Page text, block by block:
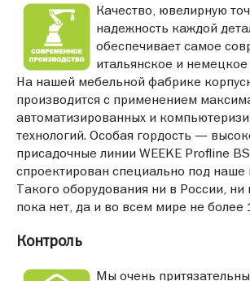
Качество, ювелирную
надежность каждой
обеспечивает самое
итальянское и
На нашей мебельной фабрике
производится с применением
автоматизированных и
технологий. Особая гордость —
присадочные линии WEEKE Profline
спроектирован специально под наше
Такого оборудования ни в России, ни
пока нет, да и во всем мире не более
Контроль
Мы очень